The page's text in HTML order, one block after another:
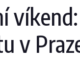
víkend:
v